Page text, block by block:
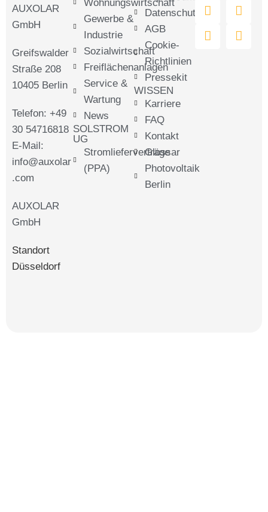
AUXOLAR
GmbH
Greifswalder
Straße 208
10405 Berlin
Telefon: +49
30 54716818
E-Mail:
info@auxolar
.com
AUXOLAR
GmbH
Standort
Düsseldorf
Wohnungswirtschaft
Gewerbe &
Industrie
Sozialwirtschaft
Freiflächenanlagen
Service &
Wartung
News
SOLSTROM
UG
Stromlieferverträge
(PPA)
Datenschutz
AGB
Cookie-
Richtlinien
Pressekit
WISSEN
Karriere
FAQ
Kontakt
Glossar
Photovoltaik
Berlin